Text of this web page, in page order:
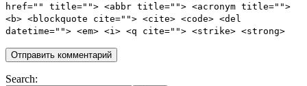
href="" title=""> <abbr title=""> <acronym title="">
<b> <blockquote cite=""> <cite> <code> <del
datetime=""> <em> <i> <q cite=""> <strike> <strong>
Search: